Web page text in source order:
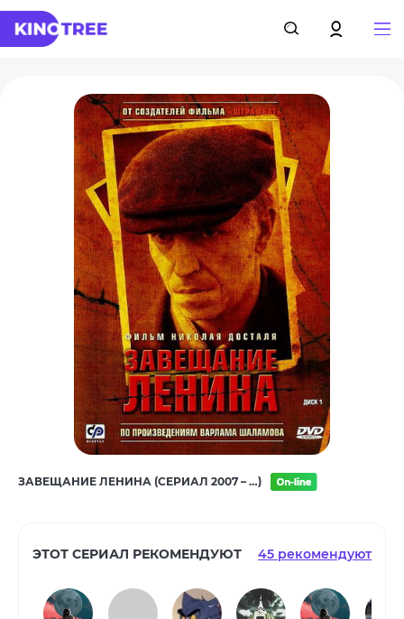
ЗАВЕЩАНИЕ ЛЕНИНА (СЕРИАЛ 2007 – …)
ЭТОТ СЕРИАЛ РЕКОМЕНДУЮТ 45 рекомендуют